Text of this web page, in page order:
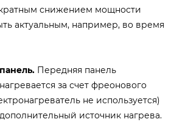
снижением мощности
актуальным, например, во время
Передняя панель
за счет фреонового
не используется)
источник нагрева.